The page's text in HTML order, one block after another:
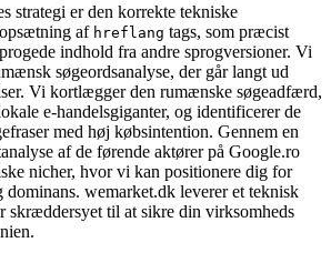
strategi er den korrekte tekniske
af hreflang tags, som præcist
indhold fra andre sprogversioner. Vi
søgeordsanalyse, der går langt ud
Vi kortlægger den rumænske søgeadfærd,
e-handelsgiganter, og identificerer de
med høj købsintention. Gennem en
af de førende aktører på Google.ro
nicher, hvor vi kan positionere dig for
dominans. wemarket.dk leverer et teknisk
skræddersyet til at sikre din virksomheds